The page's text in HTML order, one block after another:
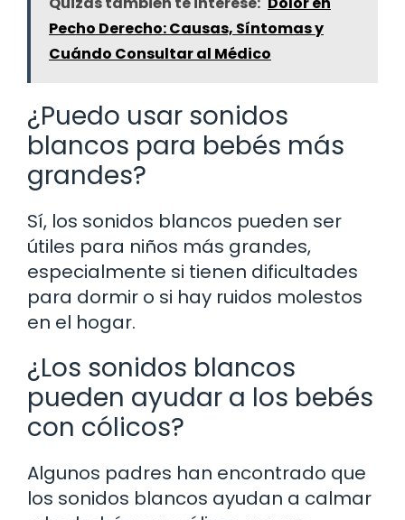
Pecho Derecho: Causas, Síntomas y
Cuándo Consultar al Médico
¿Puedo usar sonidos
blancos para bebés más
grandes?
Sí, los sonidos blancos pueden ser
útiles para niños más grandes,
especialmente si tienen dificultades
para dormir o si hay ruidos molestos
en el hogar.
¿Los sonidos blancos
pueden ayudar a los bebés
con cólicos?
Algunos padres han encontrado que
los sonidos blancos ayudan a calmar